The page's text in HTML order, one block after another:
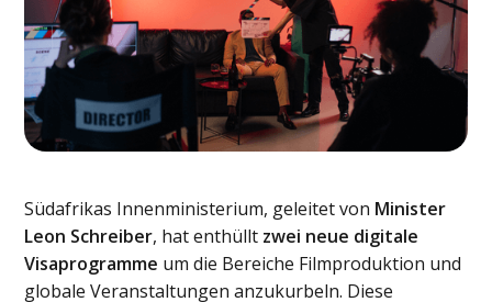
Südafrikas Innenministerium, geleitet von Minister
Leon Schreiber, hat enthüllt zwei neue digitale
Visaprogramme um die Bereiche Filmproduktion und
globale Veranstaltungen anzukurbeln. Diese